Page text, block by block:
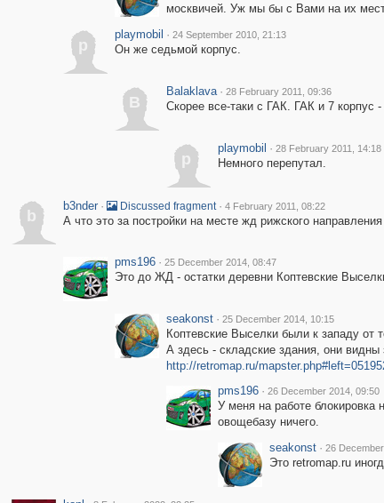
москвичей. Уж мы бы с Вами на их
p
playmobil · 24 September 2010, 21:13
Он же седьмой корпус.
B
Balaklava · 28 February 2011, 09:36
Скорее все-таки с ГАК. ГАК и 7 корпус
p
playmobil · 28 February 2011, 14:18
Немного перепутал.
b
b3nder · Discussed fragment · 4 February 2011, 08:22
А что это за постройки на месте жд рижского
pms196 · 25 December 2014, 08:47
Это до ЖД - остатки деревни Коптевские
seakonst · 25 December 2014, 10:15
Коптевские Выселки были к западу от
А здесь - складские здания, они видны
http://retromap.ru/
pms196 · 26 December 2014, 09:50
У меня на работе блокировка
овощебазу ничего.
seakonst · 26
Это retromap.ru